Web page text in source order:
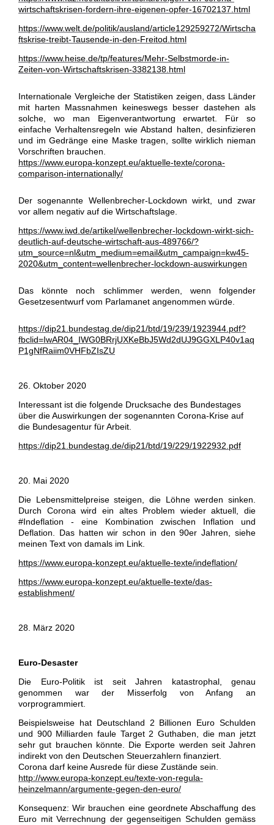
wirtschaftskrisen-fordern-ihre-eigenen-opfer-16702137.html
https://www.welt.de/politik/ausland/article129259272/Wirtscha
ftskrise-treibt-Tausende-in-den-Freitod.html
https://www.heise.de/tp/features/Mehr-Selbstmorde-in-
Zeiten-von-Wirtschaftskrisen-3382138.html
Internationale Vergleiche der Statistiken zeigen, dass Länder
mit harten Massnahmen keineswegs besser dastehen als
solche, wo man Eigenverantwortung erwartet. Für so
einfache Verhaltensregeln wie Abstand halten, desinfizieren
und im Gedränge eine Maske tragen, sollte wirklich nieman
Vorschriften brauchen.
https://www.europa-konzept.eu/aktuelle-texte/corona-
comparison-internationally/
Der sogenannte Wellenbrecher-Lockdown wirkt, und zwar
vor allem negativ auf die Wirtschaftslage.
https://www.iwd.de/artikel/wellenbrecher-lockdown-wirkt-sich-
deutlich-auf-deutsche-wirtschaft-aus-489766/?
utm_source=nl&utm_medium=email&utm_campaign=kw45-
2020&utm_content=wellenbrecher-lockdown-auswirkungen
Das könnte noch schlimmer werden, wenn folgender
Gesetzesentwurf vom Parlamanet angenommen würde.
https://dip21.bundestag.de/dip21/btd/19/239/1923944.pdf?
fbclid=IwAR04_IWG0BRrjUXKeBbJ5Wd2dUJ9GGXLP40v1aq
P1gNfRaiim0VHFbZIsZU
26. Oktober 2020
Interessant ist die folgende Drucksache des Bundestages
über die Auswirkungen der sogenannten Corona-Krise auf
die Bundesagentur für Arbeit.
https://dip21.bundestag.de/dip21/btd/19/229/1922932.pdf
20. Mai 2020
Die Lebensmittelpreise steigen, die Löhne werden sinken.
Durch Corona wird ein altes Problem wieder aktuell, die
#Indeflation - eine Kombination zwischen Inflation und
Deflation. Das hatten wir schon in den 90er Jahren, siehe
meinen Text von damals im Link.
https://www.europa-konzept.eu/aktuelle-texte/indeflation/
https://www.europa-konzept.eu/aktuelle-texte/das-
establishment/
28. März 2020
Euro-Desaster
Die Euro-Politik ist seit Jahren katastrophal, genau
genommen war der Misserfolg von Anfang an
vorprogrammiert.
Beispielsweise hat Deutschland 2 Billionen Euro Schulden
und 900 Milliarden faule Target 2 Guthaben, die man jetzt
sehr gut brauchen könnte. Die Exporte werden seit Jahren
indirekt von den Deutschen Steuerzahlern finanziert.
Corona darf keine Ausrede für diese Zustände sein.
http://www.europa-konzept.eu/texte-von-regula-
heinzelmann/argumente-gegen-den-euro/
Konsequenz: Wir brauchen eine geordnete Abschaffung des
Euro mit Verrechnung der gegenseitigen Schulden gemäss